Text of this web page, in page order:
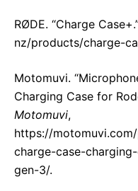
RØDE. “Charge
nz/products/charge-
Motomuvi.
Charging Case for
Motomuvi,
https://
charge-case-
gen-3/.